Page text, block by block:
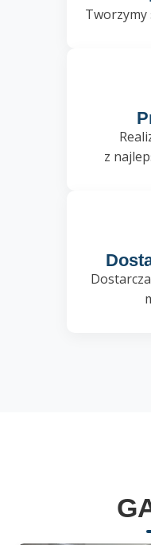
Tworzymy
z